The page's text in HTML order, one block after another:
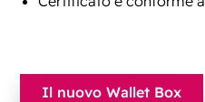
Il nuovo Wallet Box